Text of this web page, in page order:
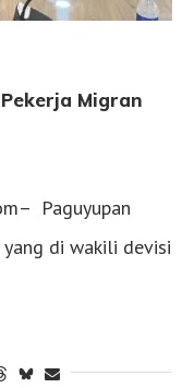
Migran
Paguyupan
yang di wakili devisi